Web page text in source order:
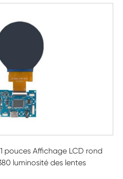
pouces Affichage LCD rond
luminosité des lentes